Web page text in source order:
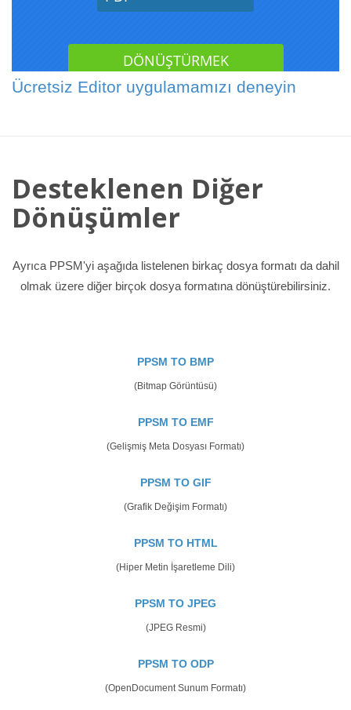
Ücretsiz Editor uygulamamızı deneyin
Desteklenen Diğer
Dönüşümler
Ayrıca PPSM'yi aşağıda listelenen birkaç dosya formatı da dahil
olmak üzere diğer birçok dosya formatına dönüştürebilirsiniz.
PPSM TO BMP
(Bitmap Görüntüsü)
PPSM TO EMF
(Gelişmiş Meta Dosyası Formatı)
PPSM TO GIF
(Grafik Değişim Formatı)
PPSM TO HTML
(Hiper Metin İşaretleme Dili)
PPSM TO JPEG
(JPEG Resmi)
PPSM TO ODP
(OpenDocument Sunum Formatı)